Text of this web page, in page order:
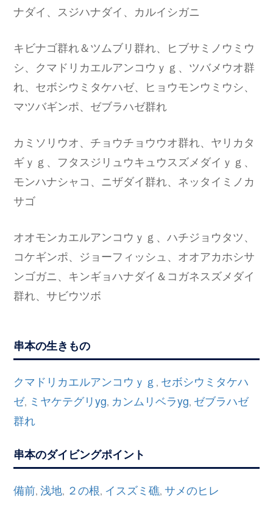
ナダイ、スジハナダイ、カルイシガニ
キビナゴ群れ＆ツムブリ群れ、ヒブサミノウミウ
シ、クマドリカエルアンコウｙｇ、ツバメウオ群
れ、セボシウミタケハゼ、ヒョウモンウミウシ、
マツバギンポ、ゼブラハゼ群れ
カミソリウオ、チョウチョウウオ群れ、ヤリカタ
ギｙｇ、フタスジリュウキュウスズメダイｙｇ、
モンハナシャコ、ニザダイ群れ、ネッタイミノカ
サゴ
オオモンカエルアンコウｙｇ、ハチジョウタツ、
コケギンポ、ジョーフィッシュ、オオアカホシサ
ンゴガニ、キンギョハナダイ＆コガネスズメダイ
群れ、サビウツボ
串本の生きもの
クマドリカエルアンコウｙｇ , セボシウミタケハ
ゼ, ミヤケテグリyg, カンムリベラyg, ゼブラハゼ
群れ
串本のダイビングポイント
備前,浅地, ２の根, イスズミ礁,サメのヒレ